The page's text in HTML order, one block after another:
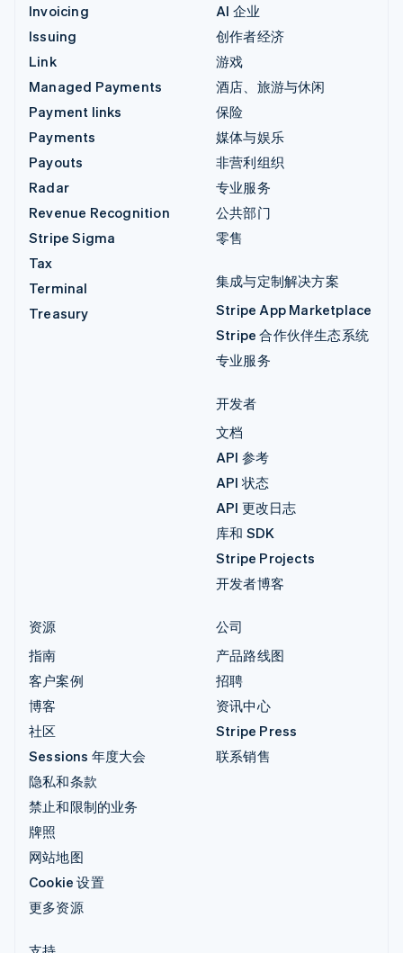
Invoicing
Issuing
Link
Managed Payments
Payment links
Payments
Payouts
Radar
Revenue Recognition
Stripe Sigma
Tax
Terminal
Treasury
AI 企业
创作者经济
游戏
酒店、旅游与休闲
保险
媒体与娱乐
非营利组织
专业服务
公共部门
零售
集成与定制解决方案
Stripe App Marketplace
Stripe 合作伙伴生态系统
专业服务
开发者
文档
API 参考
API 状态
API 更改日志
库和 SDK
Stripe Projects
开发者博客
资源
指南
客户案例
博客
社区
Sessions 年度大会
隐私和条款
禁止和限制的业务
牌照
网站地图
Cookie 设置
更多资源
公司
产品路线图
招聘
资讯中心
Stripe Press
联系销售